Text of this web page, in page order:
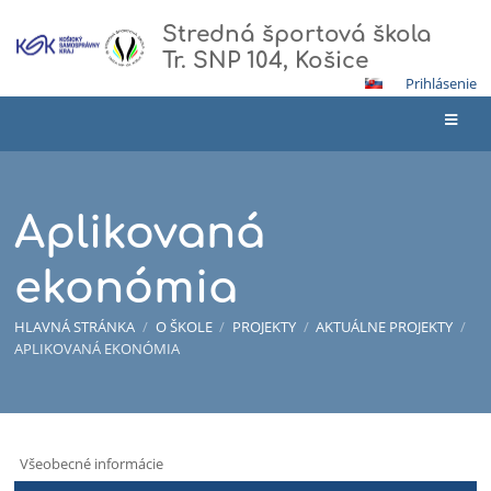
Stredná športová škola
Tr. SNP 104, Košice
Prihlásenie
Aplikovaná
ekonómia
HLAVNÁ STRÁNKA / O ŠKOLE / PROJEKTY / AKTUÁLNE PROJEKTY /
APLIKOVANÁ EKONÓMIA
Aplikovaná
Všeobecné informácie